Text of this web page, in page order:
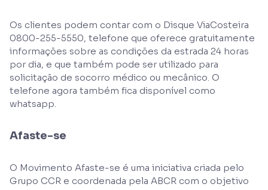
Os clientes podem contar com o Disque ViaCosteira
0800-255-5550, telefone que oferece gratuitamente
informações sobre as condições da estrada 24 horas
por dia, e que também pode ser utilizado para
solicitação de socorro médico ou mecânico. O
telefone agora também fica disponível como
whatsapp.
Afaste-se
O Movimento Afaste-se é uma iniciativa criada pelo
Grupo CCR e coordenada pela ABCR com o objetivo